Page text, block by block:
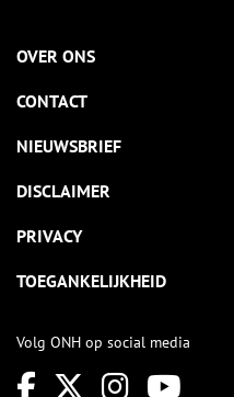
OVER ONS
CONTACT
NIEUWSBRIEF
DISCLAIMER
PRIVACY
TOEGANKELIJKHEID
Volg ONH op social media